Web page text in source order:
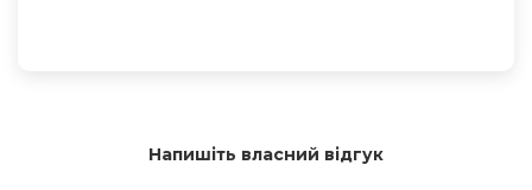
Напишіть власний відгук